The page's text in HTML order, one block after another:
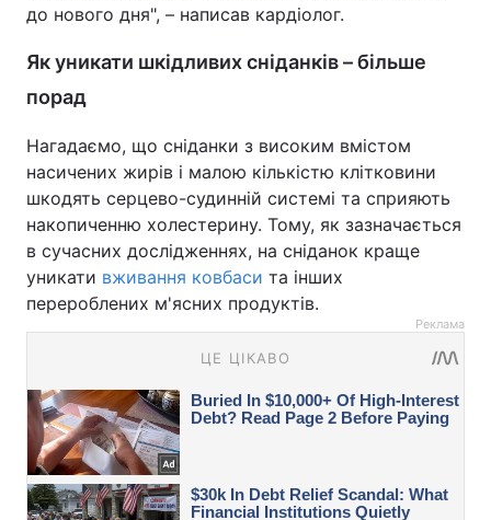
до нового дня", – написав кардіолог.
Як уникати шкідливих сніданків – більше
порад
Нагадаємо, що сніданки з високим вмістом
насичених жирів і малою кількістю клітковини
шкодять серцево-судинній системі та сприяють
накопиченню холестерину. Тому, як зазначається
в сучасних дослідженнях, на сніданок краще
уникати вживання ковбаси та інших
перероблених м'ясних продуктів.
Реклама